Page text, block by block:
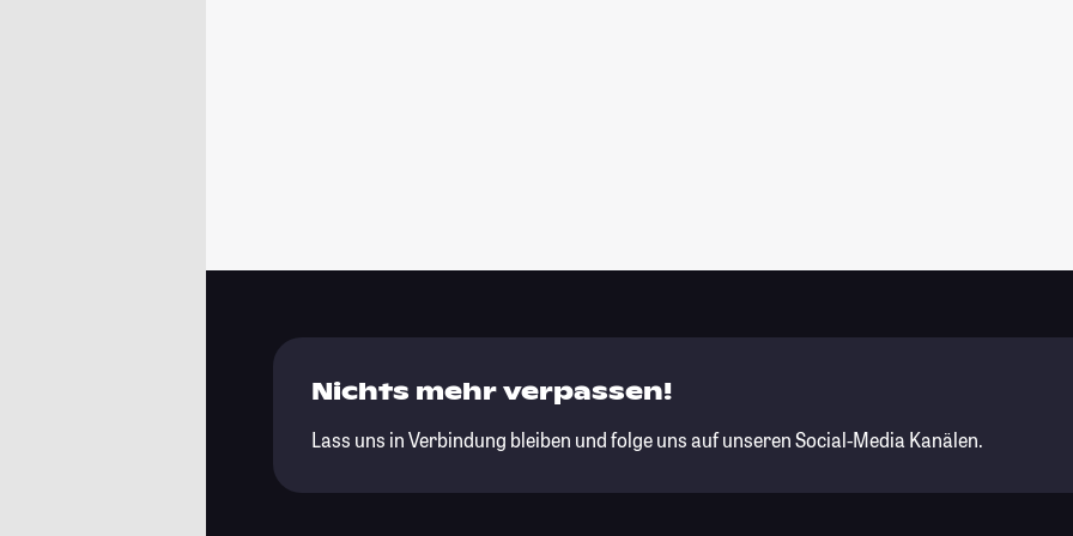
Nichts mehr verpassen!
Lass uns in Verbindung bleiben und folge uns auf unseren Social-Media Kanälen.